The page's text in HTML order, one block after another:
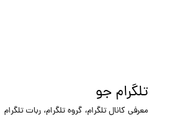
تلگرام جو
معرفی کانال تلگرام، گروه تلگرام، ربات تلگرام